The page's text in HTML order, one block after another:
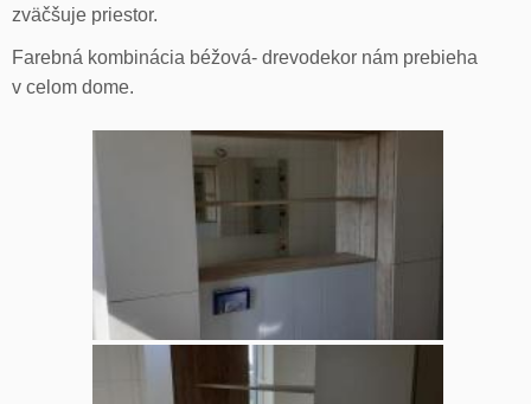
zväčšuje priestor.
Farebná kombinácia béžová- drevodekor nám prebieha
v celom dome.